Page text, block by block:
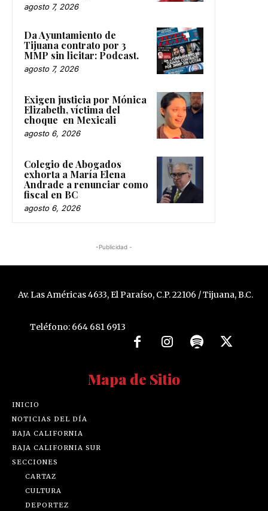
agosto 7, 2026
Da Ayuntamiento de
Tijuana contrato por 3
MMP sin licitar: Podcast.
agosto 7, 2026
Exigen justicia por Mónica
Elizabeth, víctima del
choque en Mexicali
agosto 6, 2026
Colegio de Abogados
exhorta a María Elena
Andrade a renunciar como
fiscal en BC
agosto 6, 2026
-Publicidad -
Av. Las Américas 4633, El Paraíso, C.P. 22106 / Tijuana, B.C.
Teléfono: 664 681 6913
Mapa de Sitio
INICIO
NOTICIAS DEL DÍA
BAJA CALIFORNIA
BAJA CALIFORNIA SUR
SECCIONES
CARTAZ
CULTURA
DEPORTEZ